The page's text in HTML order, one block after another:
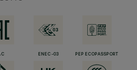
ENEC-03 PEP ECOPASSPORT